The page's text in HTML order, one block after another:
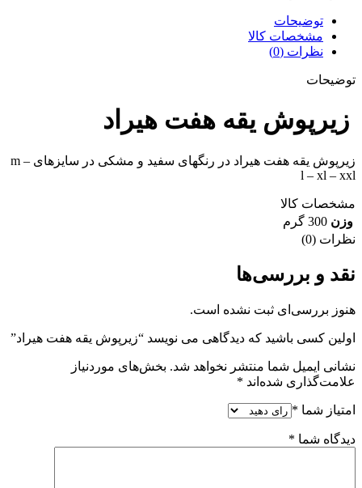
توضیحات
مشخصات کالا
نظرات (0)
توضیحات
زیرپوش یقه هفت هیراد
زیرپوش یقه هفت هیراد در رنگهای سفید و مشکی در سایزهای m –
l – xl – xxl
مشخصات کالا
وزن 300 گرم
نظرات (0)
نقد و بررسی‌ها
هنوز بررسی‌ای ثبت نشده است.
اولین کسی باشید که دیدگاهی می نویسد “زیرپوش یقه هفت هیراد”
نشانی ایمیل شما منتشر نخواهد شد. بخش‌های موردنیاز
علامت‌گذاری شده‌اند *
امتیاز شما *
دیدگاه شما *